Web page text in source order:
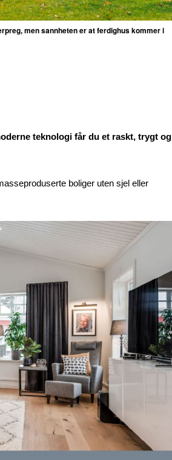
men sannheten er at ferdighus kommer i
teknologi får du et raskt, trygt og
boliger uten sjel eller